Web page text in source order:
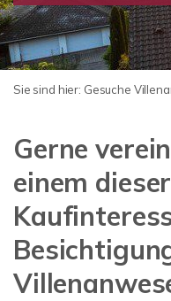
Sie sind hier: Gesuche
Gerne
einem dieser